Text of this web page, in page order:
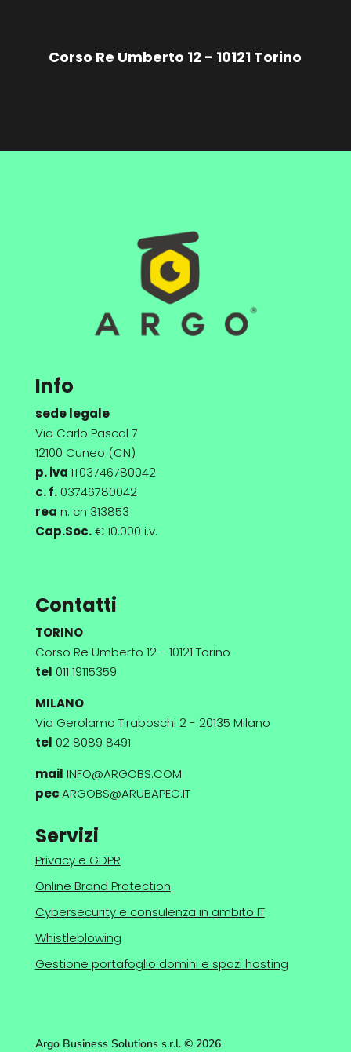
Corso Re Umberto 12 - 10121 Torino
Info
sede legale
Via Carlo Pascal 7
12100 Cuneo (CN)
p. iva IT03746780042
c. f.03746780042
rea n. cn 313853
Cap.Soc.€ 10.000 i.v.
Contatti
TORINO
Corso Re Umberto 12 - 10121 Torino
tel 011 19115359
MILANO
Via Gerolamo Tiraboschi 2 - 20135 Milano
tel 02 8089 8491
mail INFO@ARGOBS.COM
pecARGOBS@ARUBAPEC.IT
Servizi
Privacy e GDPR
Online Brand Protection
Cybersecurity e consulenza in ambito IT
Whistleblowing
Gestione portafoglio domini e spazi hosting
Argo Business Solutions s.r.l. © 2026